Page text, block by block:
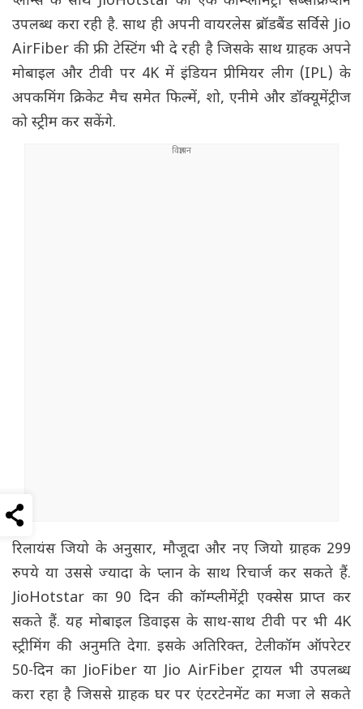
उपलब्ध करा रही है. साथ ही अपनी वायरलेस ब्रॉडबैंड सर्विसे Jio
AirFiber की फ्री टेस्टिंग भी दे रही है जिसके साथ ग्राहक अपने
मोबाइल और टीवी पर 4K में इंडियन प्रीमियर लीग (IPL) के
अपकमिंग क्रिकेट मैच समेत फिल्में, शो, एनीमे और डॉक्यूमेंट्रीज
को स्ट्रीम कर सकेंगे.
रिलायंस जियो के अनुसार, मौजूदा और नए जियो ग्राहक 299
रुपये या उससे ज्यादा के प्लान के साथ रिचार्ज कर सकते हैं.
JioHotstar का 90 दिन की कॉम्प्लीमेंट्री एक्सेस प्राप्त कर
सकते हैं. यह मोबाइल डिवाइस के साथ-साथ टीवी पर भी 4K
स्ट्रीमिंग की अनुमति देगा. इसके अतिरिक्त, टेलीकॉम ऑपरेटर
50-दिन का JioFiber या Jio AirFiber ट्रायल भी उपलब्ध
करा रहा है जिससे ग्राहक घर पर एंटरटेनमेंट का मजा ले सकते